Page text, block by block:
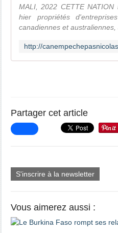
MALI, 2022 CETTE
hier propriétés
canadiennes et australiennes,
Partager cet article
S'inscrire à la newsletter
Vous aimerez aussi :